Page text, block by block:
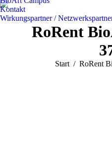
Kontakt
Wirkungspartner /
RoRent
Sie befinden sich
Start RoRent